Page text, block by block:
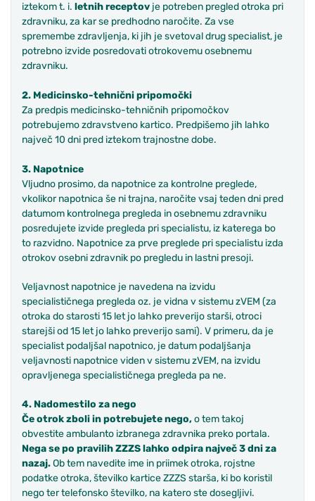
iztekom t. i. letnih receptov je potreben pregled otroka pri
zdravniku, za kar se predhodno naročite. Za vse
spremembe zdravljenja, ki jih je svetoval drug specialist, je
potrebno izvide posredovati otrokovemu osebnemu
zdravniku.
2. Medicinsko-tehnični pripomočki
Za predpis medicinsko-tehničnih pripomočkov
potrebujemo zdravstveno kartico. Predpišemo jih lahko
največ 10 dni pred iztekom trajnostne dobe.
3. Napotnice
Vljudno prosimo, da napotnice za kontrolne preglede,
vkolikor napotnica še ni trajna, naročite vsaj teden dni pred
datumom kontrolnega pregleda in osebnemu zdravniku
posredujete izvide pregleda pri specialistu, iz katerega bo
to razvidno. Napotnice za prve preglede pri specialistu izda
otrokov osebni zdravnik po pregledu in lastni presoji.
Veljavnost napotnice je navedena na izvidu
specialističnega pregleda oz. je vidna v sistemu zVEM (za
otroka do starosti 15 let jo lahko preverijo starši, otroci
starejši od 15 let jo lahko preverijo sami). V primeru, da je
specialist podaljšal napotnico, je datum podaljšanja
veljavnosti napotnice viden v sistemu zVEM, na izvidu
opravljenega specialističnega pregleda pa ne.
4. Nadomestilo za nego
Če otrok zboli in potrebujete nego,o tem takoj
obvestite ambulanto izbranega zdravnika preko portala.
Nega sepo pravilih ZZZSlahko odpira največ 3 dni za
nazaj.Ob tem navedite ime in priimek otroka, rojstne
podatke otroka, številko kartice ZZZS starša, ki bo koristil
nego ter telefonsko številko, na katero ste dosegljivi.